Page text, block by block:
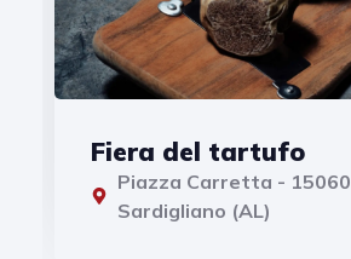
Fiera del tartufo
Piazza Carretta - 15060
Sardigliano (AL)